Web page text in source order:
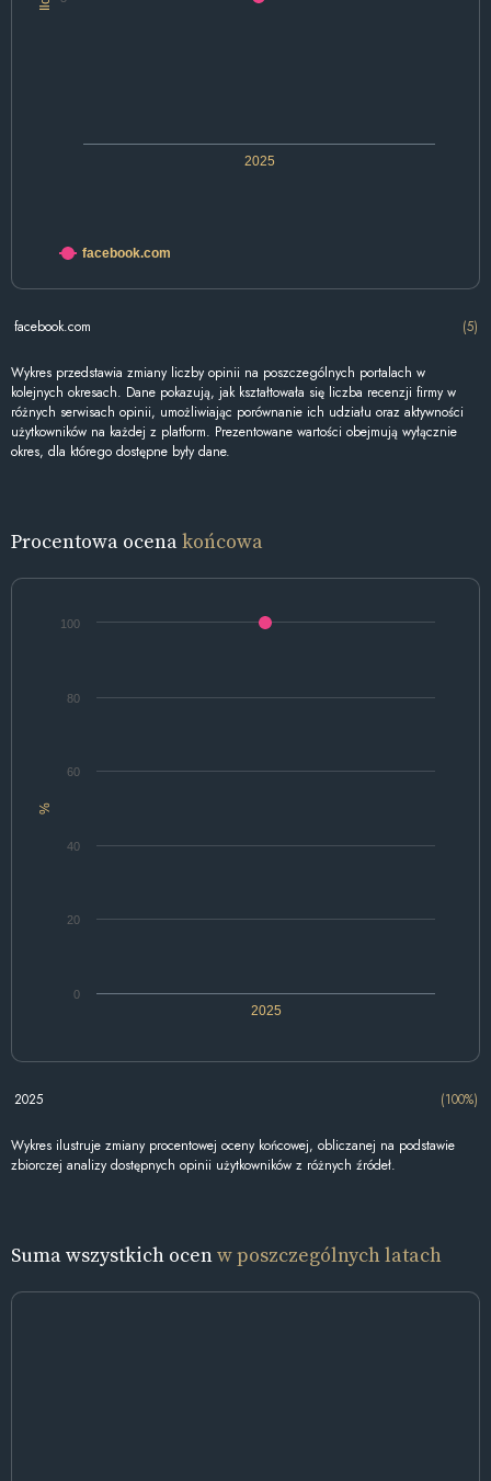
2025
facebook.com
facebook.com (5)
Wykres przedstawia zmiany liczby opinii na poszczególnych portalach w
kolejnych okresach. Dane pokazują, jak kształtowała się liczba recenzji firmy w
różnych serwisach opinii, umożliwiając porównanie ich udziału oraz aktywności
użytkowników na każdej z platform. Prezentowane wartości obejmują wyłącznie
okres, dla którego dostępne były dane.
Procentowa ocenakońcowa
%
2025
0
20
40
60
80
100
2025 (100%)
Wykres ilustruje zmiany procentowej oceny końcowej, obliczanej na podstawie
zbiorczej analizy dostępnych opinii użytkowników z różnych źródeł.
Suma wszystkich ocenw poszczególnych latach